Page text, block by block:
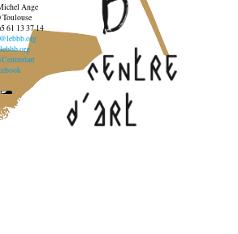
Ange
Toulouse
61 13 37 14